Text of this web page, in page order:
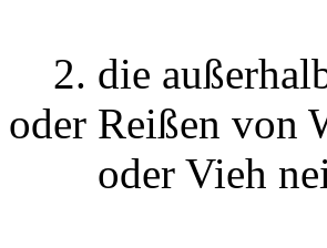
2. die
oder Reißen von
oder Vieh